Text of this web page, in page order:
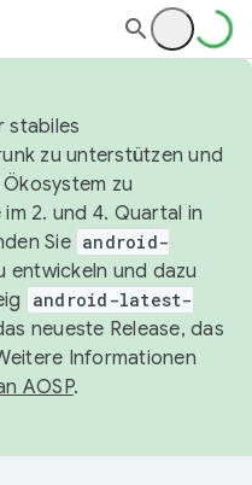
stabiles
zu unterstützen und
zu
2. und 4. Quartal in
Sie android-
entwickeln und dazu
android-latest-
neueste Release, das
Informationen
AOSP.